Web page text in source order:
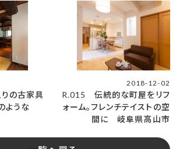
の古家具
ような
2018-12-02
R.015 伝統的な町屋をリフ
ォーム。フレンチテイストの空
間に 岐阜県高山市